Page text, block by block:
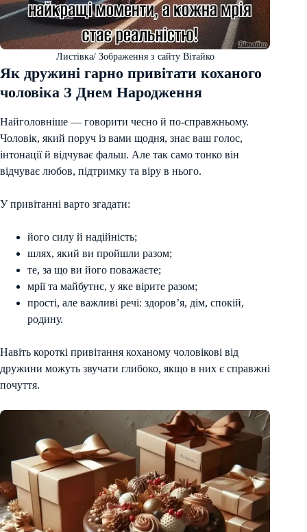
Листівка/ Зображення з сайту Вітайко
Як дружині гарно привітати коханого
чоловіка З Днем Народження
Найголовніше — говорити чесно й по-справжньому.
Чоловік, який поруч із вами щодня, знає ваш голос,
інтонації й відчуває фальш. Але так само тонко він
відчуває любов, підтримку та віру в нього.
У привітанні варто згадати:
його силу й надійність;
шлях, який ви пройшли разом;
те, за що ви його поважаєте;
мрії та майбутнє, у яке вірите разом;
прості, але важливі речі: здоров’я, дім, спокій,
родину.
Навіть короткі привітання коханому чоловікові від
дружини можуть звучати глибоко, якщо в них є справжні
почуття.